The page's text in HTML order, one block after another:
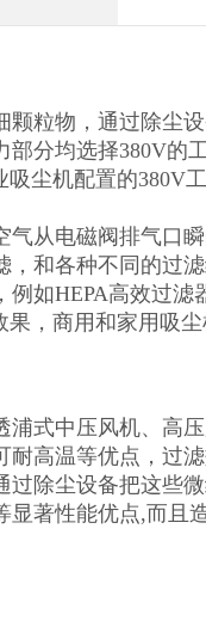
粒物，通过除尘
分均选择380V的
尘机配置的380V
从电磁阀排气口
和各种不同的过
如HEPA高效过
，商用和家用吸尘
式中压风机、高
高温等优点，过
除尘设备把这些
著性能优点,而且